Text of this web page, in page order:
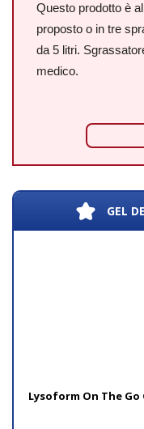
Questo prodotto è
proposto o in tre
da 5 litri.
medico.
GEL
Lysoform On The